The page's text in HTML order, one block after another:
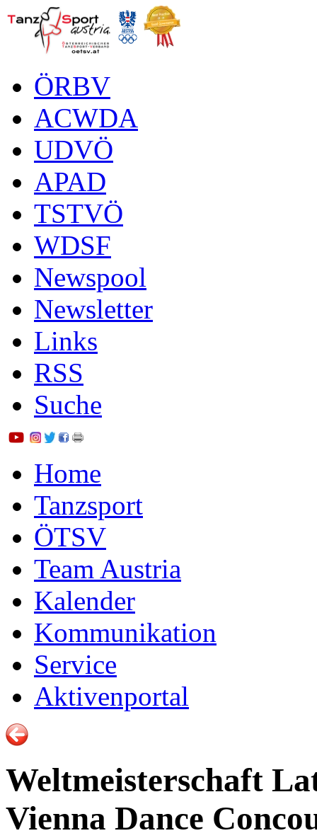
ÖRBV
ACWDA
UDVÖ
APAD
TSTVÖ
WDSF
Newspool
Newsletter
Links
RSS
Suche
Home
Tanzsport
ÖTSV
Team Austria
Kalender
Kommunikation
Service
Aktivenportal
Weltmeisterschaft
Vienna Dance